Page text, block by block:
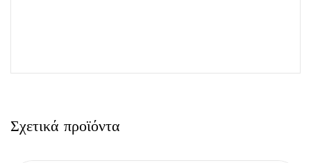
Σχετικά προϊόντα